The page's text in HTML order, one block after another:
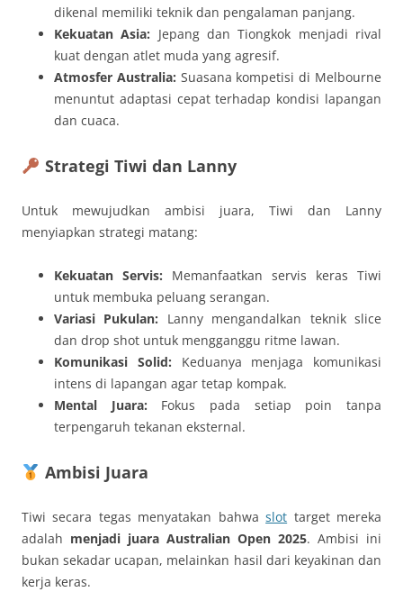
dikenal memiliki teknik dan pengalaman panjang.
Kekuatan Asia: Jepang dan Tiongkok menjadi rival
kuat dengan atlet muda yang agresif.
Atmosfer Australia: Suasana kompetisi di Melbourne
menuntut adaptasi cepat terhadap kondisi lapangan
dan cuaca.
Strategi Tiwi dan Lanny
Untuk mewujudkan ambisi juara, Tiwi dan Lanny
menyiapkan strategi matang:
Kekuatan Servis: Memanfaatkan servis keras Tiwi
untuk membuka peluang serangan.
Variasi Pukulan: Lanny mengandalkan teknik slice
dan drop shot untuk mengganggu ritme lawan.
Komunikasi Solid: Keduanya menjaga komunikasi
intens di lapangan agar tetap kompak.
Mental Juara: Fokus pada setiap poin tanpa
terpengaruh tekanan eksternal.
Ambisi Juara
Tiwi secara tegas menyatakan bahwaslot target mereka
adalah menjadi juara Australian Open 2025. Ambisi ini
bukan sekadar ucapan, melainkan hasil dari keyakinan dan
kerja keras.